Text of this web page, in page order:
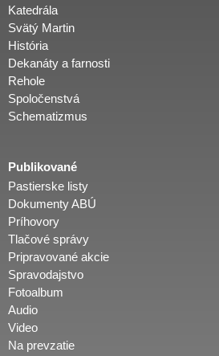
Katedrála
Svätý Martin
História
Dekanáty a farnosti
Rehole
Spoločenstvá
Schematizmus
Publikované
Pastierske listy
Dokumenty ABÚ
Príhovory
Tlačové správy
Pripravované akcie
Spravodajstvo
Fotoalbum
Audio
Video
Na prevzatie